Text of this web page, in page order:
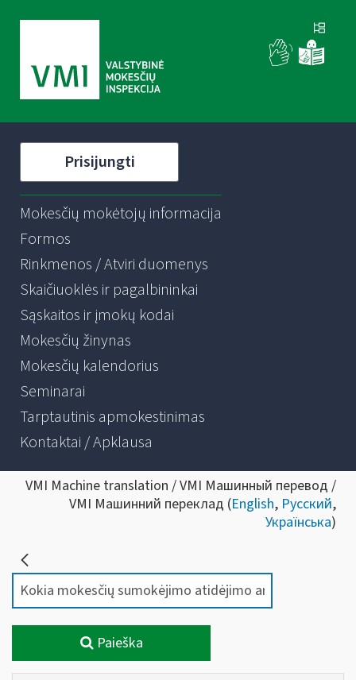
Prisijungti
Mokesčių mokėtojų informacija
Formos
Rinkmenos / Atviri duomenys
Skaičiuoklės ir pagalbininkai
Sąskaitos ir įmokų kodai
Mokesčių žinynas
Mokesčių kalendorius
Seminarai
Tarptautinis apmokestinimas
Kontaktai / Apklausa
VMI Machine translation / VMI Машинный перевод /
VMI Машинний переклад (English, Русский,
Українська)
Paieška